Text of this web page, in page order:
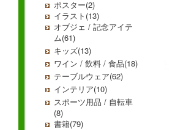
ポスター(2)
イラスト(13)
オブジェ / 記念アイテ
ム(61)
キッズ(13)
ワイン / 飲料 / 食品(18)
テーブルウェア(62)
インテリア(10)
スポーツ用品 / 自転車
(8)
書籍(79)